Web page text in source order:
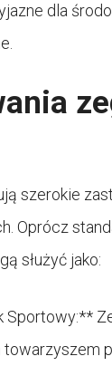
dla
szerokie
Oprócz
służyć jako:
Sportowy:**
towarzyszem